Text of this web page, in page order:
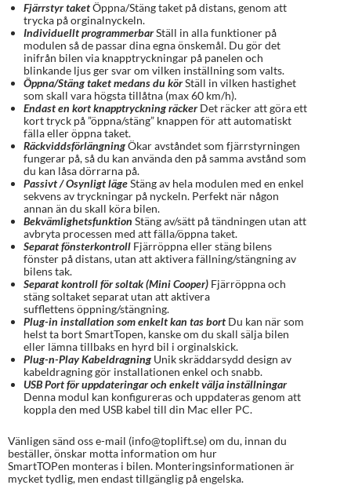
Fjärrstyr taketÖppna/Stäng taket på distans, genom att
trycka på orginalnyckeln.
Individuellt programmerbarStäll in alla funktioner på
modulen så de passar dina egna önskemål. Du gör det
inifrån bilen via knapptryckningar på panelen och
blinkande ljus ger svar om vilken inställning som valts.
Öppna/Stäng taket medans du körStäll in vilken hastighet
som skall vara högsta tillåtna (max 60 km/h).
Endast en kort knapptryckning räcker Det räcker att göra ett
kort tryck på ”öppna/stäng” knappen för att automatiskt
fälla eller öppna taket.
RäckviddsförlängningÖkar avståndet som fjärrstyrningen
fungerar på, så du kan använda den på samma avstånd som
du kan låsa dörrarna på.
Passivt / Osynligt lägeStäng av hela modulen med en enkel
sekvens av tryckningar på nyckeln. Perfekt när någon
annan än du skall köra bilen.
Bekvämlighetsfunktion Stäng av/sätt på tändningen utan att
avbryta processen med att fälla/öppna taket.
Separat fönsterkontroll Fjärröppna eller stäng bilens
fönster på distans, utan att aktivera fällning/stängning av
bilens tak.
Separat kontroll för soltak (Mini Cooper) Fjärröppna och
stäng soltaket separat utan att aktivera
sufflettens öppning/stängning.
Plug-in installation som enkelt kan tas bort Du kan när som
helst ta bort SmartTopen, kanske om du skall sälja bilen
eller lämna tillbaks en hyrd bil i orginalskick.
Plug-n-Play Kabeldragning Unik skräddarsydd design av
kabeldragning gör installationen enkel och snabb.
USB Port för uppdateringar och enkelt välja inställningar
Denna modul kan konfigureras och uppdateras genom att
koppla den med USB kabel till din Mac eller PC.
Vänligen sänd oss e-mail (info@toplift.se) om du, innan du
beställer, önskar motta information om hur
SmartTOPen monteras i bilen. Monteringsinformationen är
mycket tydlig, men endast tillgänglig på engelska.